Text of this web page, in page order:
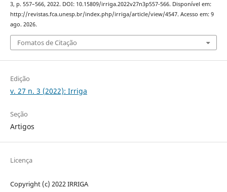
3, p. 557–566, 2022. DOI: 10.15809/irriga.2022v27n3p557-566. Disponível em:
http://revistas.fca.unesp.br/index.php/irriga/article/view/4547. Acesso em: 9
ago. 2026.
Fomatos de Citação
Edição
v. 27 n. 3 (2022): Irriga
Seção
Artigos
Licença
Copyright (c) 2022 IRRIGA